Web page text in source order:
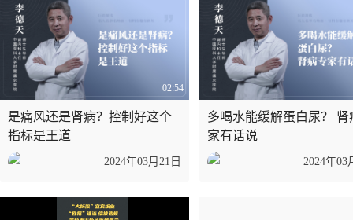
02:54
是痛风还是肾病？控制好这个
指标是王道
2024年03月21日
多喝水能缓解蛋白尿？ 肾
家有话说
2024年03